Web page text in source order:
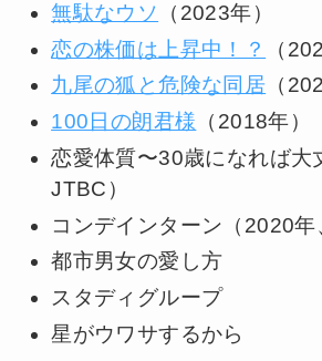
無駄なウソ
（2023年）
恋の株価は上昇中！？
（
九尾の狐と危険な同居 （
100日の朗君様 （2018年）
恋愛体質〜30歳になれば大
JTBC）
コンデインターン（2020年
都市男女の愛し方
スタディグループ
星がウワサするから